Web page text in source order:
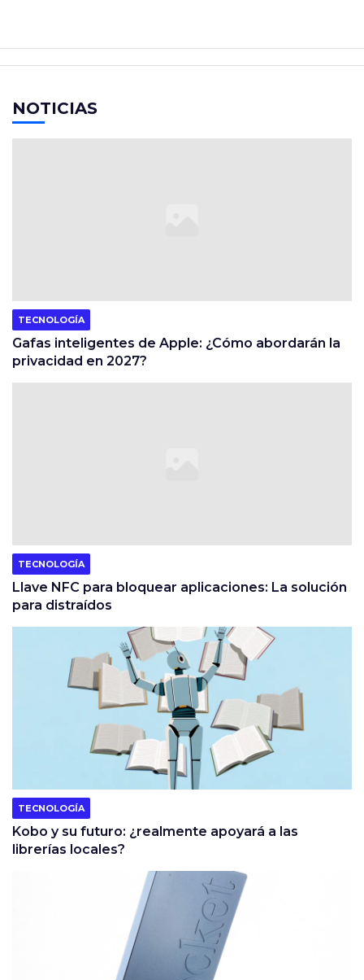
NOTICIAS
TECNOLOGÍA
Gafas inteligentes de Apple: ¿Cómo abordarán la
privacidad en 2027?
TECNOLOGÍA
Llave NFC para bloquear aplicaciones: La solución
para distraídos
TECNOLOGÍA
Kobo y su futuro: ¿realmente apoyará a las
librerías locales?